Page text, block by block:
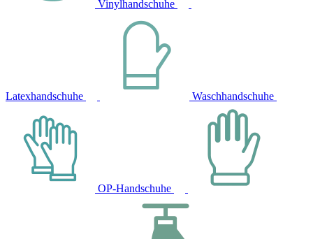
Vinylhandschuhe
Latexhandschuhe Waschhandschuhe
OP-Handschuhe